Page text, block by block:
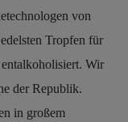
von
Tropfen für
Wir
der Republik.
in großem